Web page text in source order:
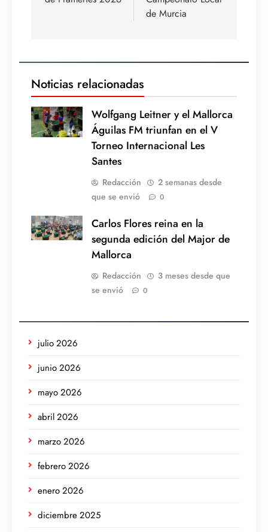
de Murcia
Noticias relacionadas
Wolfgang Leitner y el Mallorca
Águilas FM triunfan en el V
Torneo Internacional Les
Santes
Redacción
2 semanas desde
que se envió
0
Carlos Flores reina en la
segunda edición del Major de
Mallorca
Redacción
3 meses desde que
se envió
0
julio 2026
junio 2026
mayo 2026
abril 2026
marzo 2026
febrero 2026
enero 2026
diciembre 2025